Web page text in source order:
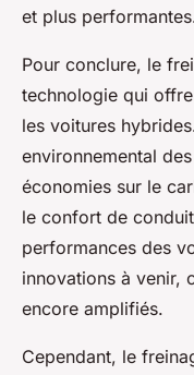
et plus
Pour conclure, le
technologie qui
les voitures
environnemental
économies sur le
le confort de
performances des
innovations à venir,
encore amplifiés.
Cependant, le